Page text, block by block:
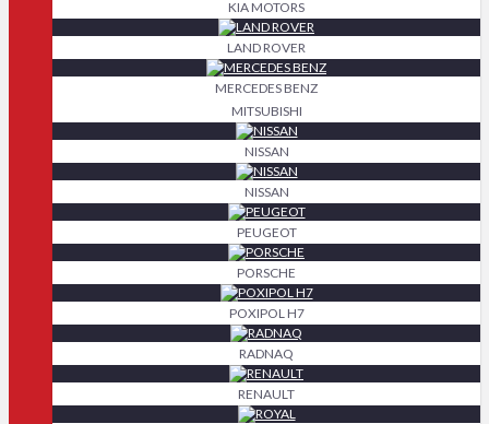
KIA MOTORS
LAND ROVER
MERCEDES BENZ
MITSUBISHI
NISSAN
NISSAN
PEUGEOT
PORSCHE
POXIPOL H7
RADNAQ
RENAULT